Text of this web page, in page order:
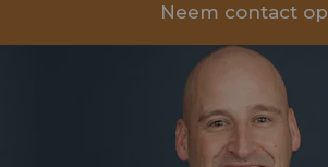
Neem contact op